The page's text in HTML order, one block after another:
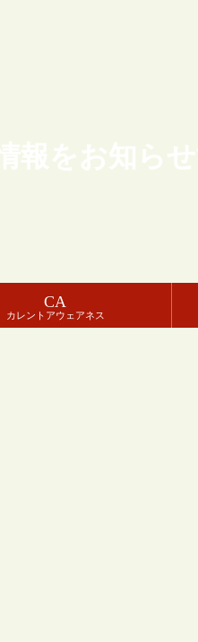
報をお知ら
CA
カレントアウェアネス